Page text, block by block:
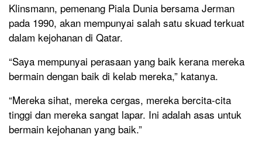
Klinsmann, pemenang Piala Dunia bersama Jerman
pada 1990, akan mempunyai salah satu skuad terkuat
dalam kejohanan di Qatar.
“Saya mempunyai perasaan yang baik kerana mereka
bermain dengan baik di kelab mereka,” katanya.
“Mereka sihat, mereka cergas, mereka bercita-cita
tinggi dan mereka sangat lapar. Ini adalah asas untuk
bermain kejohanan yang baik.”